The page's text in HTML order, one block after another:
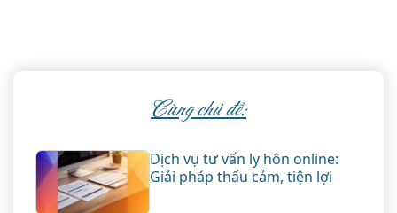
Cùng chủ đề:
Dịch vụ tư vấn ly hôn online:
Giải pháp thấu cảm, tiện lợi